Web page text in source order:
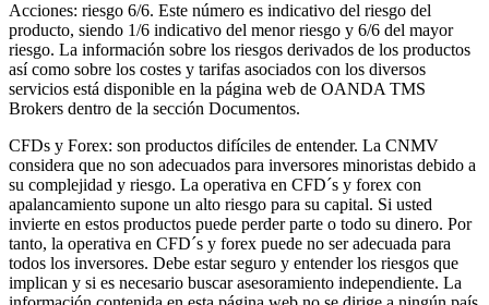
Acciones: riesgo 6/6. Este número es indicativo del riesgo del
producto, siendo 1/6 indicativo del menor riesgo y 6/6 del mayor
riesgo. La información sobre los riesgos derivados de los productos
así como sobre los costes y tarifas asociados con los diversos
servicios está disponible en la página web de OANDA TMS
Brokers dentro de la sección Documentos.
CFDs y Forex: son productos difíciles de entender. La CNMV
considera que no son adecuados para inversores minoristas debido a
su complejidad y riesgo. La operativa en CFD´s y forex con
apalancamiento supone un alto riesgo para su capital. Si usted
invierte en estos productos puede perder parte o todo su dinero. Por
tanto, la operativa en CFD´s y forex puede no ser adecuada para
todos los inversores. Debe estar seguro y entender los riesgos que
implican y si es necesario buscar asesoramiento independiente. La